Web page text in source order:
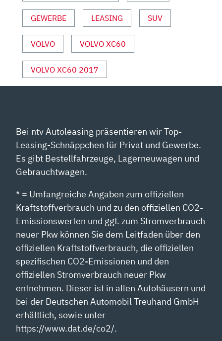
ANZEIGEN
GEWERBE LEASING SUV
VOLVO VOLVO XC60
VOLVO XC60 2017
Bei ntv Autoleasing präsentieren wir Top-
Leasing-Schnäppchen für Privat und Gewerbe.
Es gibt Bestellfahrzeuge, Lagerneuwagen und
Gebrauchtwagen.
* = Umfangreiche Angaben zum offiziellen
Kraftstoffverbrauch und zu den offiziellen CO2-
Emissionswerten und ggf. zum Stromverbrauch
neuer Pkw können Sie dem Leitfaden über den
offiziellen Kraftstoffverbrauch, die offiziellen
spezifischen CO2-Emissionen und den
offiziellen Stromverbrauch neuer Pkw
entnehmen. Dieser ist in allen Autohäusern und
bei der Deutschen Automobil Treuhand GmbH
erhältlich, sowie unter
https://www.dat.de/co2/.